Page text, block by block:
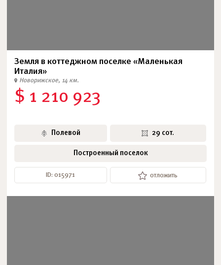
Земля в коттеджном поселке «Маленькая
Италия»
Новорижское, 14 км.
$ 1 210 923
Полевой 29 сот.
Построенный поселок
ID: 015971 отложить